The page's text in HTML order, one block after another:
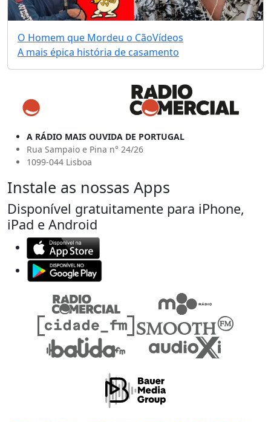
O Homem que Mordeu o CãoVídeos
A mais épica história de casamento
A RÁDIO MAIS OUVIDA DE PORTUGAL
Rua Sampaio e Pina n° 24/26
1099-044 Lisboa
Instale as nossas Apps
Disponível gratuitamente para iPhone,
iPad e Android